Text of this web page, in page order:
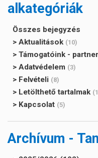
alkategóriák
Összes bejegyzés
> Aktualitások (10)
> Támogatóink -
> Adatvédelem (3)
> Felvételi (8)
> Letölthető tartalmak
> Kapcsolat (5)
Archívum -